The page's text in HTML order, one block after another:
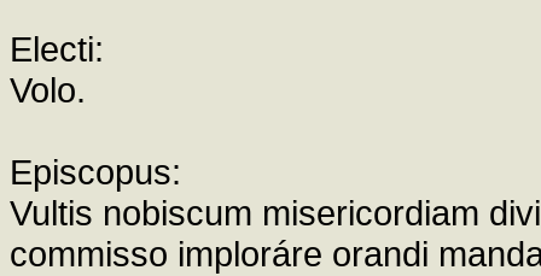
Electi:
Volo.
Episcopus:
Vultis nobiscum misericordiam
commisso imploráre orandi